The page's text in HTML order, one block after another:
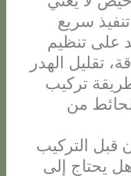
سريع
على تنظيم
تقليل الهدر
تركيب
من
قبل التركيب
يحتاج إلى